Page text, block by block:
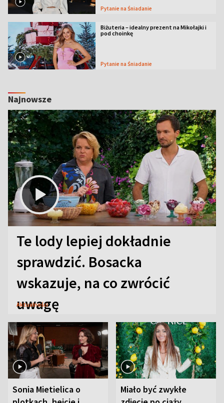
Pytanie na Śniadanie
Biżuteria – idealny prezent na Mikołajki i
pod choinkę
Pytanie na Śniadanie
Najnowsze
Te lody lepiej dokładnie
sprawdzić. Bosacka
wskazuje, na co zwrócić
uwagę
Aktualności
Sonia Mietielica o
Miało być zwykłe